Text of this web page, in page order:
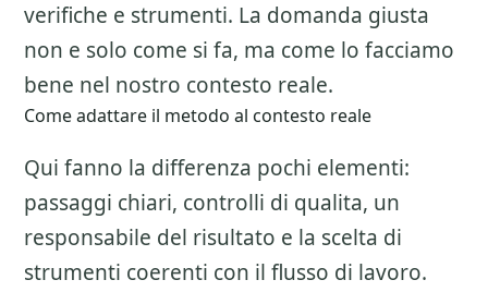
verifiche e strumenti. La domanda giusta
non e solo come si fa, ma come lo facciamo
bene nel nostro contesto reale.
Come adattare il metodo al contesto reale
Qui fanno la differenza pochi elementi:
passaggi chiari, controlli di qualita, un
responsabile del risultato e la scelta di
strumenti coerenti con il flusso di lavoro.